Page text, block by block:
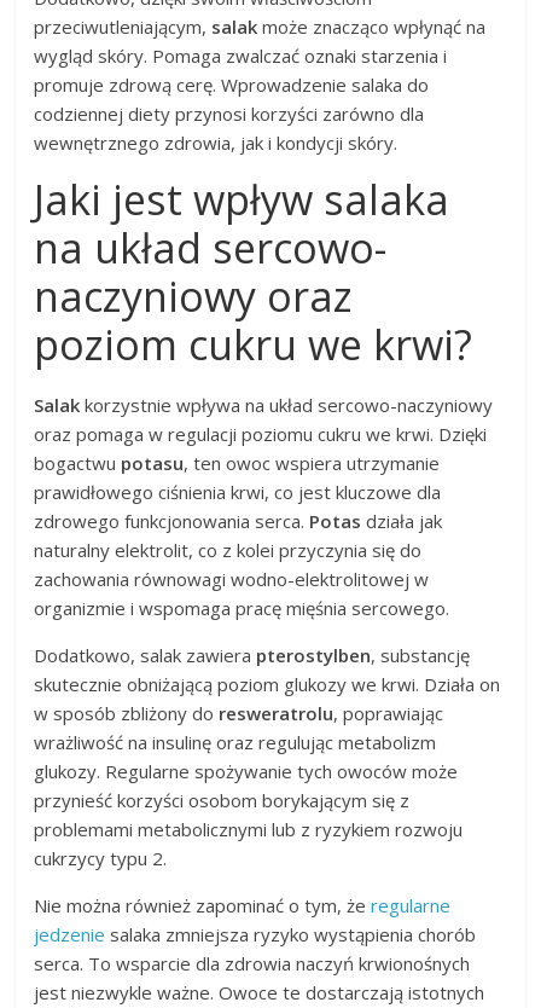
przeciwutleniającym, salak może znacząco wpłynąć na
wygląd skóry. Pomaga zwalczać oznaki starzenia i
promuje zdrową cerę. Wprowadzenie salaka do
codziennej diety przynosi korzyści zarówno dla
wewnętrznego zdrowia, jak i kondycji skóry.
Jaki jest wpływ salaka
na układ sercowo-
naczyniowy oraz
poziom cukru we krwi?
Salak korzystnie wpływa na układ sercowo-naczyniowy
oraz pomaga w regulacji poziomu cukru we krwi. Dzięki
bogactwu potasu, ten owoc wspiera utrzymanie
prawidłowego ciśnienia krwi, co jest kluczowe dla
zdrowego funkcjonowania serca. Potas działa jak
naturalny elektrolit, co z kolei przyczynia się do
zachowania równowagi wodno-elektrolitowej w
organizmie i wspomaga pracę mięśnia sercowego.
Dodatkowo, salak zawiera pterostylben, substancję
skutecznie obniżającą poziom glukozy we krwi. Działa on
w sposób zbliżony do resweratrolu, poprawiając
wrażliwość na insulinę oraz regulując metabolizm
glukozy. Regularne spożywanie tych owoców może
przynieść korzyści osobom borykającym się z
problemami metabolicznymi lub z ryzykiem rozwoju
cukrzycy typu 2.
Nie można również zapominać o tym, żeregularne
jedzenie salaka zmniejsza ryzyko wystąpienia chorób
serca. To wsparcie dla zdrowia naczyń krwionośnych
jest niezwykle ważne. Owoce te dostarczają istotnych